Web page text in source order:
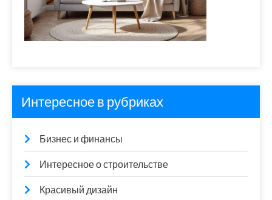
Интересное в рубриках
Бизнес и финансы
Интересное о строительстве
Красивый дизайн